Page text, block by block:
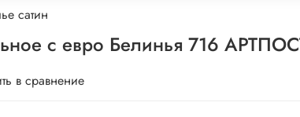
сатин
с евро Белинья 716
в сравнение